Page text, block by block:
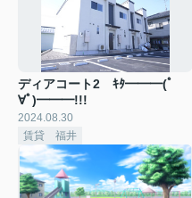
ディアコート2 ｷﾀ━━━(ﾟ
∀ﾟ)━━━!!!
2024.08.30
賃貸 福井